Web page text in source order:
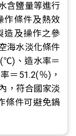
含鹽量等進行
作條件及熱效
造及操作之參
海水淡化條件
、造水率＝
＝51.2(％)，
，符合國家淡
條件可避免鍋